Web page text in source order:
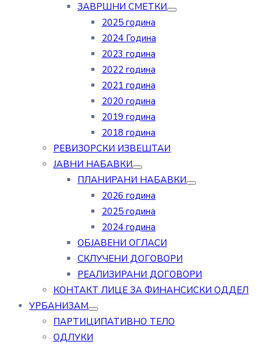
ЗАВРШНИ СМЕТКИ
2025 година
2024 Година
2023 година
2022 година
2021 година
2020 година
2019 година
2018 година
РЕВИЗОРСКИ ИЗВЕШТАИ
ЈАВНИ НАБАВКИ
ПЛАНИРАНИ НАБАВКИ
2026 година
2025 година
2024 година
ОБЈАВЕНИ ОГЛАСИ
СКЛУЧЕНИ ДОГОВОРИ
РЕАЛИЗИРАНИ ДОГОВОРИ
КОНТАКТ ЛИЦЕ ЗА ФИНАНСИСКИ ОДДЕЛ
УРБАНИЗАМ
ПАРТИЦИПАТИВНО ТЕЛО
ОДЛУКИ